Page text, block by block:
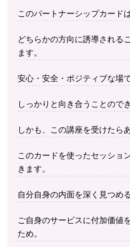
このパートナーシップカード
どちらかの方向に誘導される
ます。
安心・安全・ポジティブな場
しっかりと向き合うことので
しかも、この講座を受けたら
このカードを使ったセッショ
きます。
自分自身の内面を深く見つめ
ご自身のサービスに付加価値
ため。